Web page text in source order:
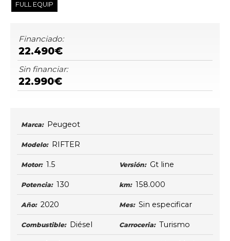
FULL EQUIP
Financiado:
22.490€
Sin financiar:
22.990€
Marca: Peugeot
Modelo: RIFTER
Motor: 1.5 Versión: Gt line
Potencia: 130 km: 158.000
Año: 2020 Mes: Sin especificar
Combustible: Diésel Carroceria: Turismo